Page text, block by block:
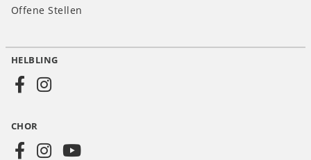
Offene Stellen
Social
CH
HELBLING
CHOR